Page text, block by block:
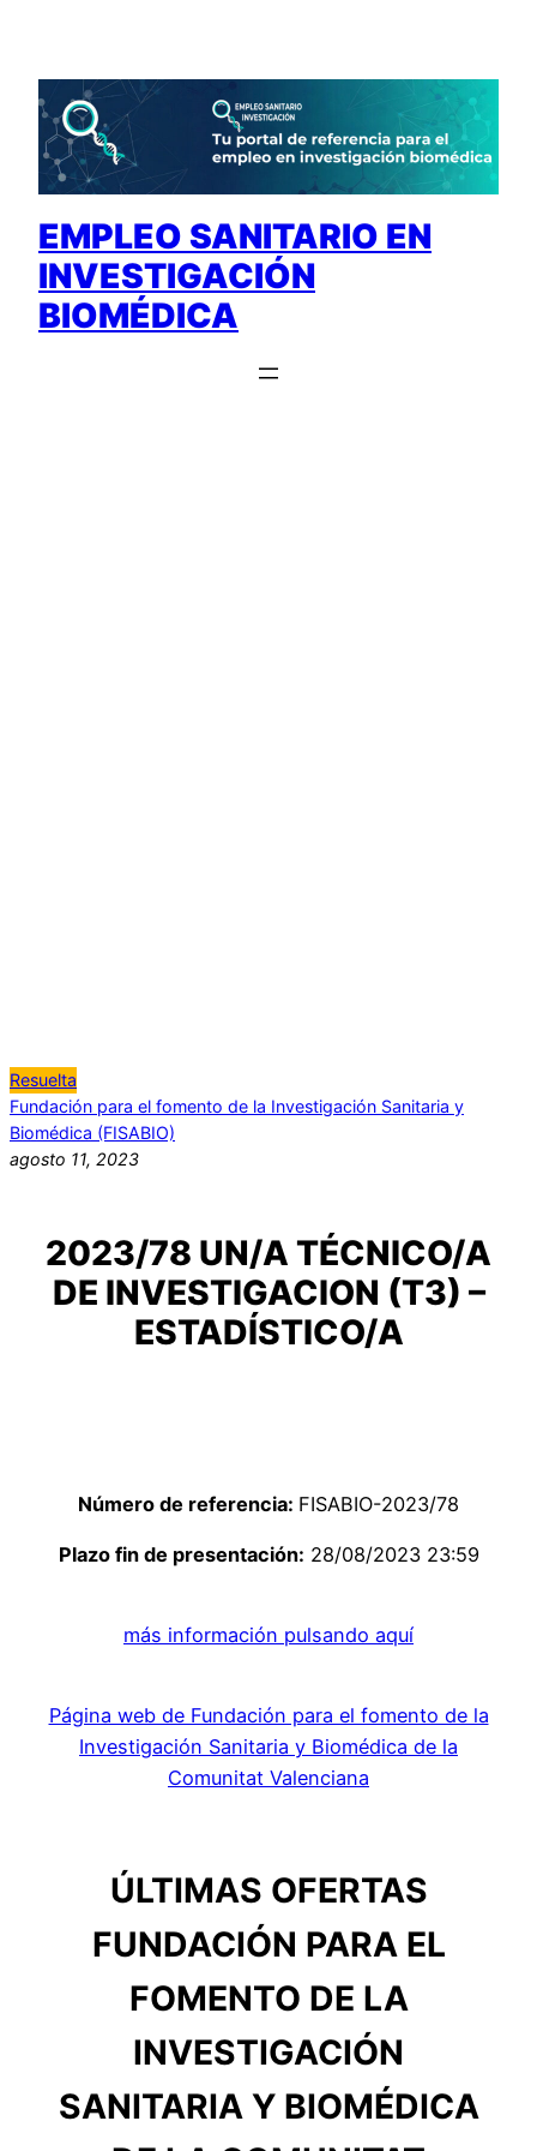
contenido
EMPLEO SANITARIO EN
INVESTIGACIÓN
BIOMÉDICA
Resuelta
Fundación para el fomento de la Investigación Sanitaria y
Biomédica (FISABIO)
agosto 11, 2023
2023/78 UN/A TÉCNICO/A
DE INVESTIGACION (T3) –
ESTADÍSTICO/A
Número de referencia: FISABIO-2023/78
Plazo fin de presentación: 28/08/2023 23:59
más información pulsando aquí
Página web de Fundación para el fomento de la
Investigación Sanitaria y Biomédica de la
Comunitat Valenciana
ÚLTIMAS OFERTAS
FUNDACIÓN PARA EL
FOMENTO DE LA
INVESTIGACIÓN
SANITARIA Y BIOMÉDICA